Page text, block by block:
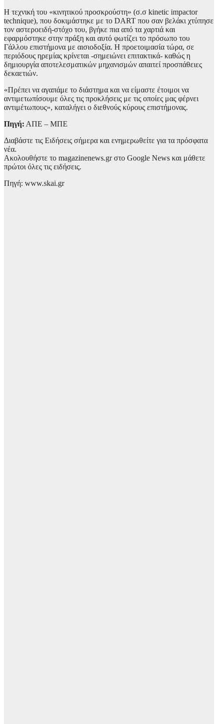
Η τεχνική του «κινητικού προσκρούστη» (σ.σ kinetic impactor
technique), που δοκιμάστηκε με το DART που σαν βελάκι χτύπησε
τον αστεροειδή-στόχο του, βγήκε πια από τα χαρτιά και
εφαρμόστηκε στην πράξη και αυτό φωτίζει το πρόσωπο του
Γάλλου επιστήμονα με αισιοδοξία. Η προετοιμασία τώρα, σε
περιόδους ηρεμίας κρίνεται -σημειώνει επιτακτικά- καθώς η
δημιουργία αποτελεσματικών μηχανισμών απαιτεί προσπάθειες
δεκαετιών.
«Πρέπει να αγαπάμε το διάστημα και να είμαστε έτοιμοι να
αντιμετωπίσουμε όλες τις προκλήσεις με τις οποίες μας φέρνει
αντιμέτωπους», καταλήγει ο διεθνούς κύρους επιστήμονας.
Πηγή: ΑΠΕ – ΜΠΕ
Διαβάστε τις Ειδήσεις σήμερα και ενημερωθείτε για τα πρόσφατα
νέα.
Ακολουθήστε το magazinenews.gr στο Google News και μάθετε
πρώτοι όλες τις ειδήσεις.
Πηγή: www.skai.gr